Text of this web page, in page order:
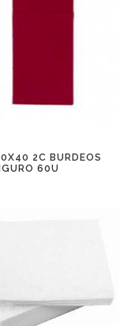
2C BURDEOS
60U